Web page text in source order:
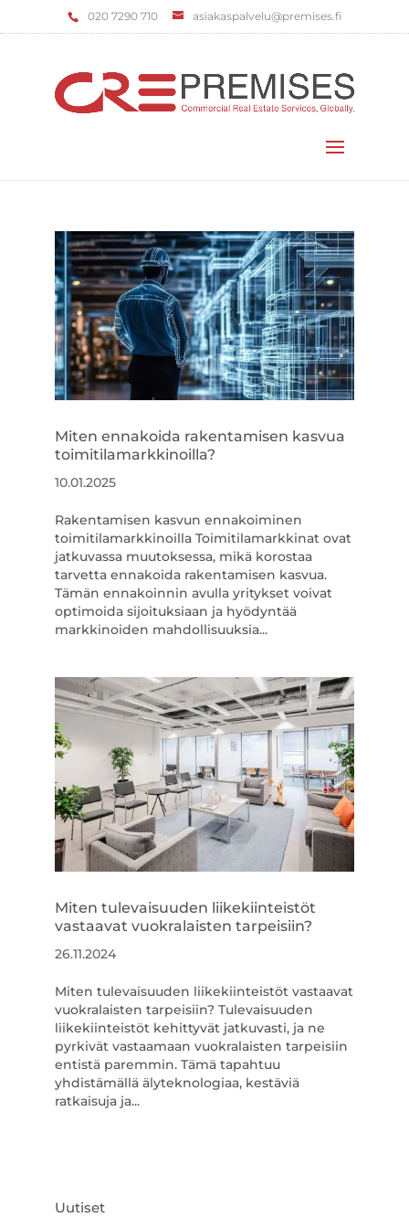
‌020 7290 710 asiakaspalvelu@premises.fi
Miten ennakoida rakentamisen kasvua
toimitilamarkkinoilla?
10.01.2025
Rakentamisen kasvun ennakoiminen
toimitilamarkkinoilla Toimitilamarkkinat ovat
jatkuvassa muutoksessa, mikä korostaa
tarvetta ennakoida rakentamisen kasvua.
Tämän ennakoinnin avulla yritykset voivat
optimoida sijoituksiaan ja hyödyntää
markkinoiden mahdollisuuksia...
Miten tulevaisuuden liikekiinteistöt
vastaavat vuokralaisten tarpeisiin?
26.11.2024
Miten tulevaisuuden liikekiinteistöt vastaavat
vuokralaisten tarpeisiin? Tulevaisuuden
liikekiinteistöt kehittyvät jatkuvasti, ja ne
pyrkivät vastaamaan vuokralaisten tarpeisiin
entistä paremmin. Tämä tapahtuu
yhdistämällä älyteknologiaa, kestäviä
ratkaisuja ja...
Uutiset